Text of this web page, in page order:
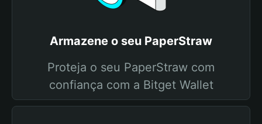
Armazene o seu PaperStraw
Proteja o seu PaperStraw com
confiança com a Bitget Wallet